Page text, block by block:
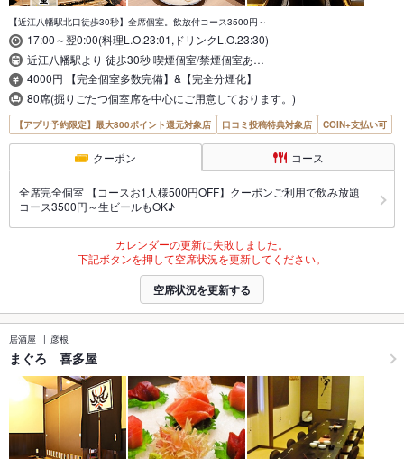
【近江八幡駅北口徒歩30秒】全席個室。飲放付コース3500円～
17:00～翌0:00(料理L.O.23:01,ドリンクL.O.23:30)
近江八幡駅より 徒歩30秒 喫煙個室/禁煙個室あ…
4000円 【完全個室多数完備】&【完全分煙化】
80席(掘りごたつ個室席を中心にご用意しております。)
【アプリ予約限定】最大800ポイント還元対象店 口コミ投稿特典対象店 COIN+支払い可
クーポン コース
全席完全個室 【コースお1人様500円OFF】クーポンご利用で飲み放題
コース3500円～生ビールもOK♪
カレンダーの更新に失敗しました。
下記ボタンを押して空席状況を更新してください。
空席状況を更新する
居酒屋 彦根
まぐろ 喜多屋